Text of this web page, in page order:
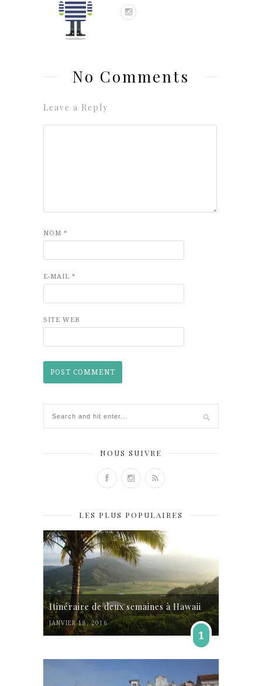
No Comments
Leave a Reply
NOM *
E-MAIL *
SITE WEB
NOUS SUIVRE
LES PLUS POPULAIRES
Itinéraire de deux semaines à Hawaii
JANVIER 18, 2016
1